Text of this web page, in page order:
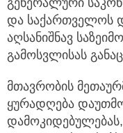
გენერალური
და საქართველოს
აღსანიშნავ
გამოსვლისას
მთავრობის
ყურადღება